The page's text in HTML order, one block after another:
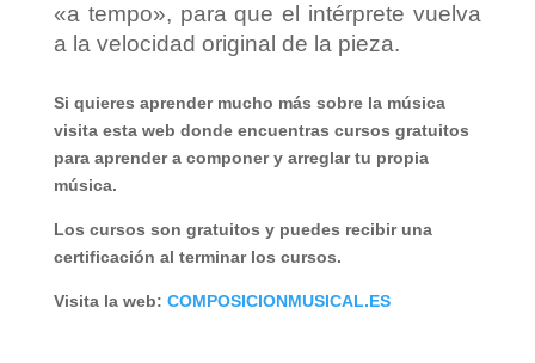
«a tempo», para que el intérprete vuelva
a la velocidad original de la pieza.
Si quieres aprender mucho más sobre la música
visita esta web donde encuentras cursos gratuitos
para aprender a componer y arreglar tu propia
música.
Los cursos son gratuitos y puedes recibir una
certificación al terminar los cursos.
Visita la web: COMPOSICIONMUSICAL.ES